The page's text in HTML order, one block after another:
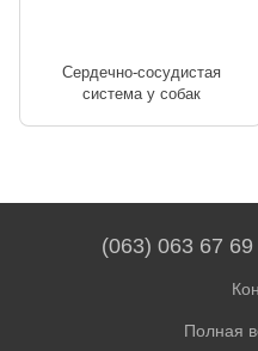
Сердечно-сосудистая
система у собак
(063) 063 67 69
Полная